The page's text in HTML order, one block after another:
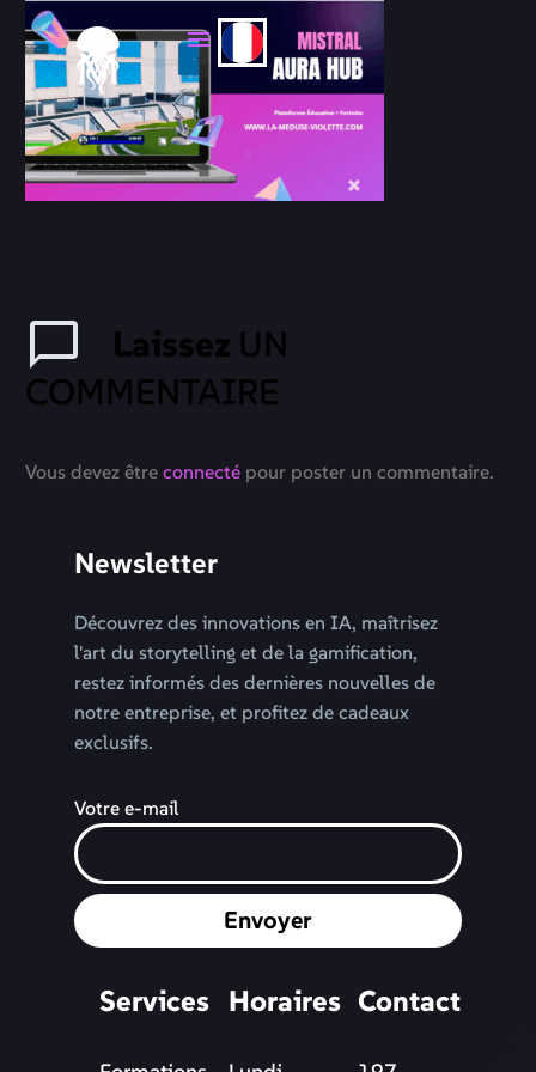
Laissez UN
COMMENTAIRE
Vous devez être connecté pour poster un commentaire.
Newsletter
Découvrez des innovations en IA, maîtrisez
l'art du storytelling et de la gamification,
restez informés des dernières nouvelles de
notre entreprise, et profitez de cadeaux
exclusifs.
Votre e-mail
Envoyer
Services Horaires Contact